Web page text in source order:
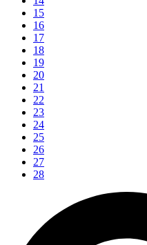
15
16
17
18
19
20
21
22
23
24
25
26
27
28